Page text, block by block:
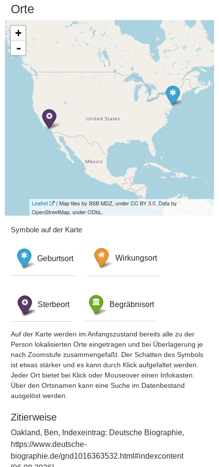
Orte
+
-
Leaflet
| Map tiles by BSB MDZ, under CC BY 3.0. Data by
OpenStreetMap, under ODbL.
Symbole auf der Karte
Geburtsort Wirkungsort
Sterbeort Begräbnisort
Auf der Karte werden im Anfangszustand bereits alle zu der
Person lokalisierten Orte eingetragen und bei Überlagerung je
nach Zoomstufe zusammengefaßt. Der Schatten des Symbols
ist etwas stärker und es kann durch Klick aufgefaltet werden.
Jeder Ort bietet bei Klick oder Mouseover einen Infokasten.
Über den Ortsnamen kann eine Suche im Datenbestand
ausgelöst werden.
Zitierweise
Oakland, Ben, Indexeintrag: Deutsche Biographie,
https://www.deutsche-
biographie.de/gnd1016363532.html#indexcontent